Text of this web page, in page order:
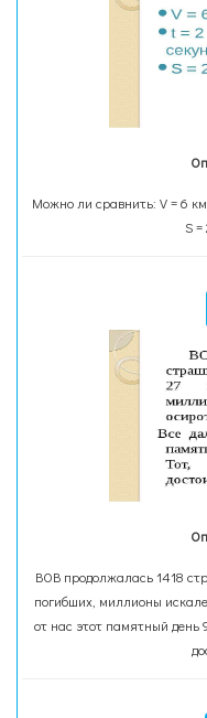
Можно ли сравнить: V = 6
S
ВОВ продолжалась 1418
погибших, миллионы
от нас этот памятный день